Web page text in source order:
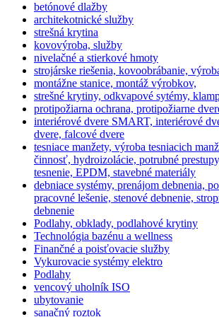
betónové dlažby
architekotnické služby
strešná krytina
kovovýroba, služby
nivelačné a stierkové hmoty
strojárske riešenia, kovoobrábanie,
montážne stanice, montáž výrobkov,
strešné krytiny, odkvapové sytémy,
protipožiarna ochrana, protipožiarne
interiérové dvere SMART, interiérové
dvere, falcové dvere
tesniace manžety, výroba tesniacich
činnosť, hydroizolácie, potrubné
tesnenie, EPDM, stavebné materiály
debniace systémy, prenájom debnenia,
pracovné lešenie, stenové debnenie,
debnenie
Podlahy, obklady, podlahové krytiny
Technológia bazénu a wellness
Finančné a poisťovacie služby
Vykurovacie systémy elektro
Podlahy
vencový uholník ISO
ubytovanie
sanačný roztok